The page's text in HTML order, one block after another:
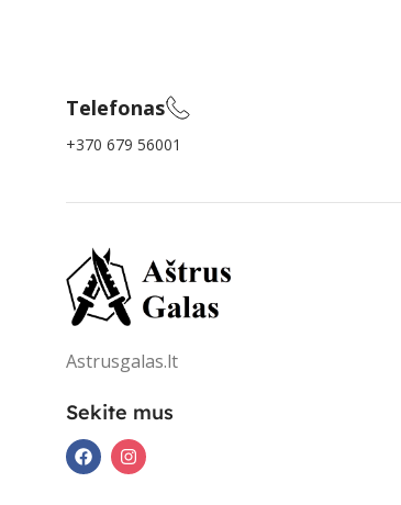
Telefonas
+370 679 56001
Astrusgalas.lt
Sekite mus